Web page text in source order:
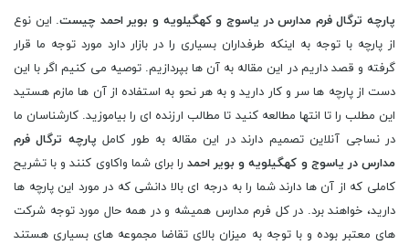
پارچه ترگال فرم مدارس در یاسوج و کهگیلویه و بویر احمد چیست. این نوع
از پارچه با توجه به اینکه طرفداران بسیاری را در بازار دارد مورد توجه ما قرار
گرفته و قصد داریم در این مقاله به آن ها بپردازیم. توصیه می کنیم اگر با این
دست از پارچه ها سر و کار دارید و به هر نحو به استفاده از آن ها مازم هستید
این مطلب را تا انتها مطالعه کنید تا مطالب ارزنده ای را بیاموزید. کارشناسان ما
در نساجی آنلاین تصمیم دارند در این مقاله به طور کاملپارچه ترگال فرم
مدارس در یاسوج و کهگیلویه و بویر احمد را برای شما واکاوی کنند و با تشریح
کاملی که از آن ها دارند شما را به درجه ای بالا دانشی که در مورد این پارچه ها
دارید، خواهند برد. در کل فرم مدارس همیشه و در همه حال مورد توجه شرکت
های معتبر بوده و با توجه به میزان بالای تقاضا مجموعه های بسیاری هستند